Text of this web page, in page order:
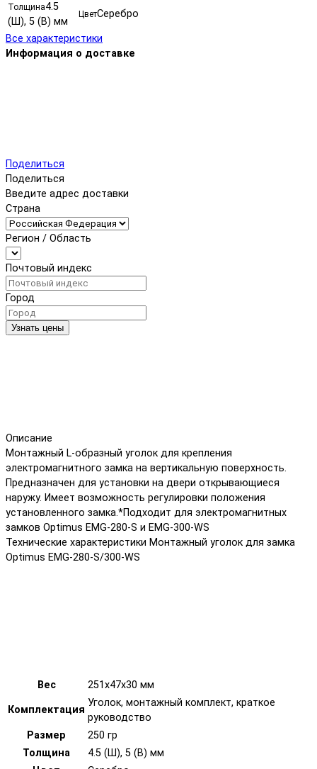
Толщина4.5
(Ш), 5 (В) мм
ЦветСеребро
Все характеристики
Информация о доставке
Поделиться
Поделиться
Введите адрес доставки
Страна
Регион / Область
Почтовый индекс
Город
Узнать цены
Описание
Монтажный L-образный уголок для крепления
электромагнитного замка на вертикальную поверхность.
Предназначен для установки на двери открывающиеся
наружу. Имеет возможность регулировки положения
установленного замка.*Подходит для электромагнитных
замков Optimus EMG-280-S и EMG-300-WS
Технические характеристики Монтажный уголок для замка
Optimus EMG-280-S/300-WS
Вес 251х47х30 мм
Комплектация
Уголок, монтажный комплект, краткое
руководство
Размер
250 гр
Толщина
4.5 (Ш), 5 (В) мм